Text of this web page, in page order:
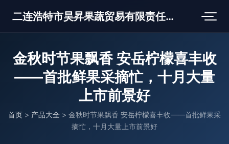
二连浩特市昊昇果蔬贸易有限责任公司
金秋时节果飘香 安岳柠檬喜丰收
——首批鲜果采摘忙，十月大量
上市前景好
首页 > 产品大全 > 金秋时节果飘香 安岳柠檬喜丰收——首批鲜果采
摘忙，十月大量上市前景好